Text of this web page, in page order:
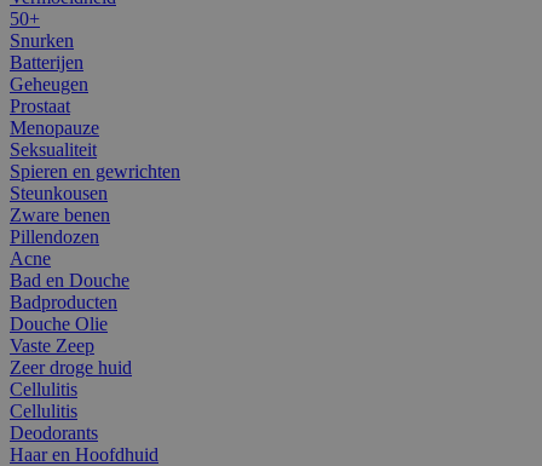
50+
Snurken
Batterijen
Geheugen
Prostaat
Menopauze
Seksualiteit
Spieren en gewrichten
Steunkousen
Zware benen
Pillendozen
Acne
Bad en Douche
Badproducten
Douche Olie
Vaste Zeep
Zeer droge huid
Cellulitis
Cellulitis
Deodorants
Haar en Hoofdhuid